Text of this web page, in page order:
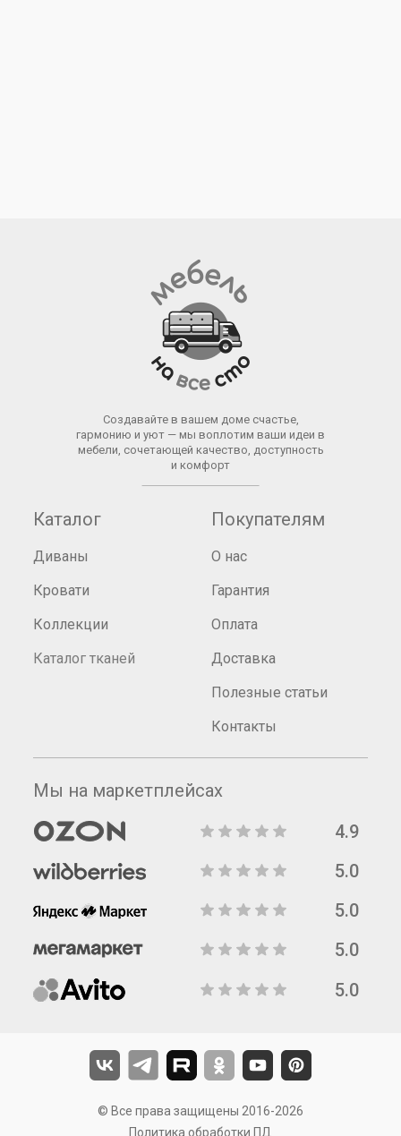
Создавайте в вашем доме счастье,
гармонию и уют — мы воплотим ваши идеи в
мебели, сочетающей качество, доступность
и комфорт
Каталог
Диваны
Кровати
Коллекции
Каталог тканей
Покупателям
О нас
Гарантия
Оплата
Доставка
Полезные статьи
Контакты
Мы на маркетплейсах
4.9
5.0
5.0
5.0
5.0
© Все права защищены 2016-2026
Политика обработки ПД